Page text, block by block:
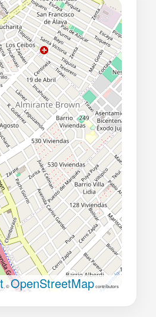
, ©OpenStreetMapcontributors